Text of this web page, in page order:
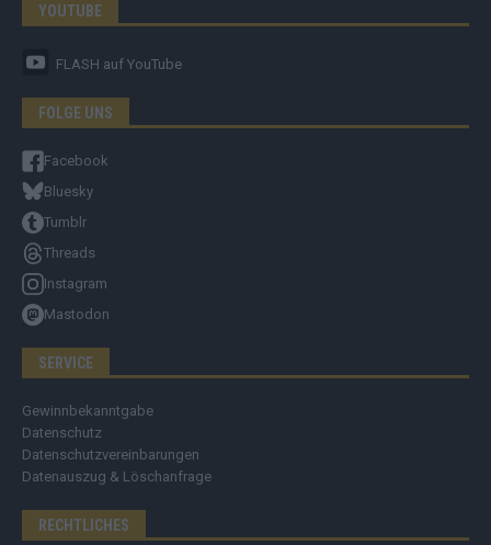
YOUTUBE
FLASH auf YouTube
FOLGE UNS
Facebook
Bluesky
Tumblr
Threads
Instagram
Mastodon
SERVICE
Gewinnbekanntgabe
Datenschutz
Datenschutzvereinbarungen
Datenauszug & Löschanfrage
RECHTLICHES